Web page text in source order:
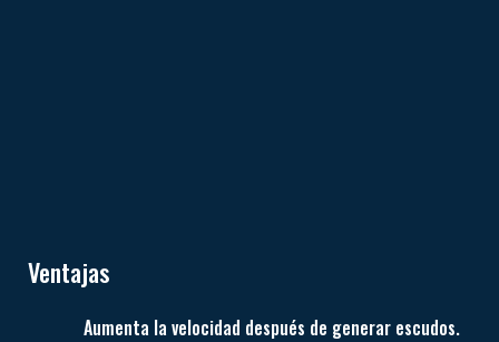
Ventajas
Aumenta la velocidad después de generar escudos.